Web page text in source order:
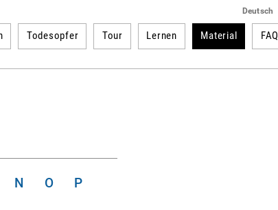
Deutsch
Todesopfer Tour Lernen Material FAQ
N O
P